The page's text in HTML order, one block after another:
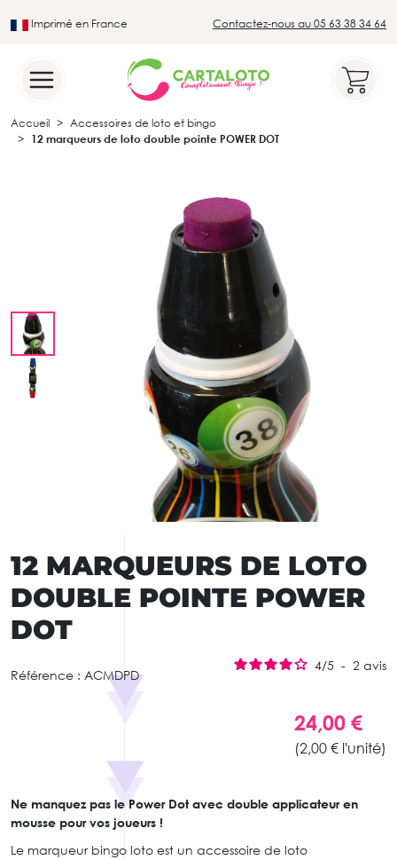
Imprimé en France Contactez-nous au 05 63 38 34 64
Accueil
Accessoires de loto et bingo
12 marqueurs de loto double pointe POWER DOT
12 MARQUEURS DE LOTO
DOUBLE POINTE POWER
DOT
Référence : ACMDPD
4/5 - 2 avis
24,00 €
(2,00 € l'unité)
Ne manquez pas le Power Dot avec double applicateur en
mousse pour vos joueurs !
Le marqueur bingo loto est un accessoire de loto